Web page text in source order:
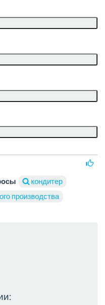
кондитер
производства